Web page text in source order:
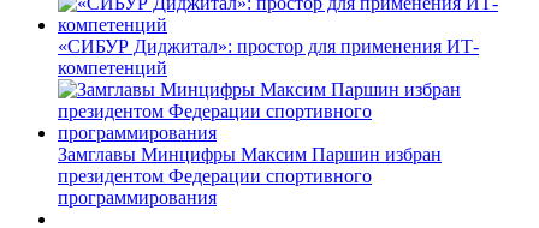
«СИБУР Диджитал»: простор для применения ИТ-
компетенций
Замглавы Минцифры Максим Паршин избран
президентом Федерации спортивного
программирования